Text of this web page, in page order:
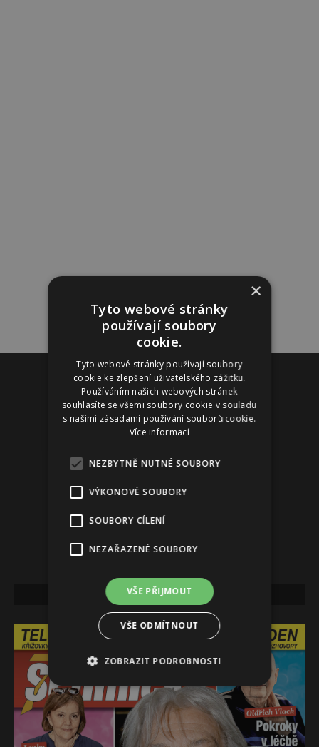
Reklama
NEJNOVĚJŠÍ VYDÁNÍ
×
Tyto webové stránky
používají soubory
cookie.
Tyto webové stránky používají soubory
cookie ke zlepšení uživatelského zážitku.
Používáním našich webových stránek
souhlasíte se všemi soubory cookie v souladu
s našimi zásadami používání souborů cookie.
Více informací
NEZBYTNĚ NUTNÉ SOUBORY
VÝKONOVÉ SOUBORY
SOUBORY CÍLENÍ
NEZAŘAZENÉ SOUBORY
VŠE PŘIJMOUT
VŠE ODMÍTNOUT
ZOBRAZIT PODROBNOSTI